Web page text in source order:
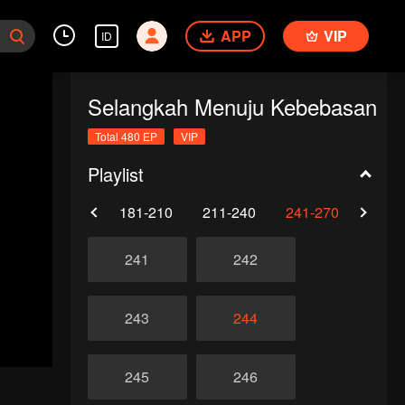
ID APP VIP
Selangkah Menuju Kebebasan
Total 480 EP VIP
Playlist
181-210 211-240 241-270
241 242
243 244
245 246